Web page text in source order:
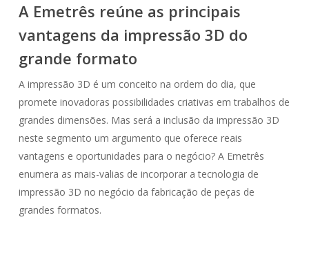
A Emetrês reúne as principais
vantagens da impressão 3D do
grande formato
A impressão 3D é um conceito na ordem do dia, que
promete inovadoras possibilidades criativas em trabalhos de
grandes dimensões. Mas será a inclusão da impressão 3D
neste segmento um argumento que oferece reais
vantagens e oportunidades para o negócio? A Emetrês
enumera as mais-valias de incorporar a tecnologia de
impressão 3D no negócio da fabricação de peças de
grandes formatos.